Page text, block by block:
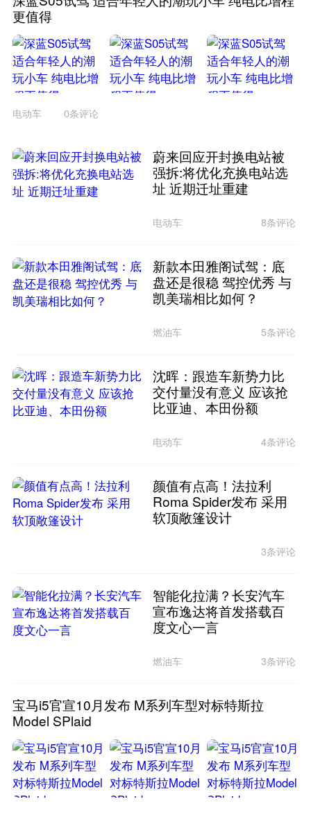
更值得
电动车 0条评论
蔚来回应开封换电站被
强拆:将优化充换电站选
址 近期迁址重建
电动车 8条评论
新款本田雅阁试驾：底
盘还是很稳 驾控优秀 与
凯美瑞相比如何？
燃油车 5条评论
沈晖：跟造车新势力比
交付量没有意义 应该抢
比亚迪、本田份额
电动车 4条评论
颜值有点高！法拉利
Roma Spider发布 采用
软顶敞篷设计
3条评论
智能化拉满？长安汽车
宣布逸达将首发搭载百
度文心一言
燃油车 3条评论
宝马i5官宣10月发布 M系列车型对标特斯拉
Model SPlaid